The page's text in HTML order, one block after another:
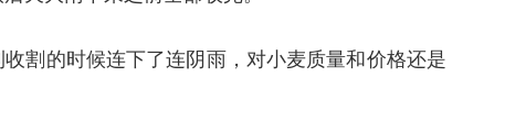
割的时候连下了连阴雨，对小麦质量和价格还是